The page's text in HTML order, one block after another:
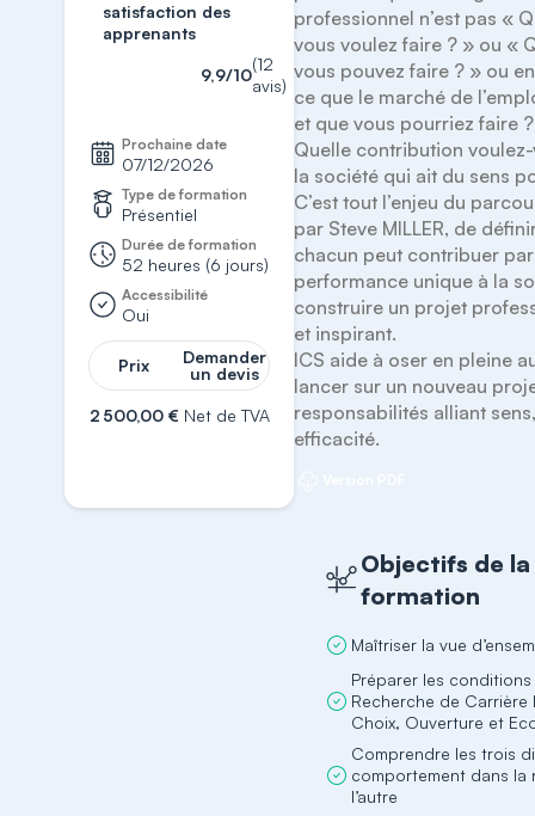
satisfaction des
apprenants
9,9/10
(12
avis)
Prochaine date
07/12/2026
Type de formation
Présentiel
Durée de formation
52 heures (6 jours)
Accessibilité
Oui
Prix
Demander
un devis
2 500,00 € Net de TVA
professionnel n’est pas «
vous voulez faire ? » ou «
vous pouvez faire ? » ou
ce que le marché de
et que vous pourriez faire
Quelle contribution
la société qui ait du sens
C’est tout l’enjeu du
par Steve MILLER, de
chacun peut contribuer
performance unique à la
construire un projet
et inspirant.
ICS aide à oser en pleine
lancer sur un nouveau
responsabilités alliant
efficacité.
Objectifs de la
formation
Maîtriser la vue
Préparer les
Recherche de
Choix, Ouverture et
Comprendre les trois
comportement dans la
l’autre